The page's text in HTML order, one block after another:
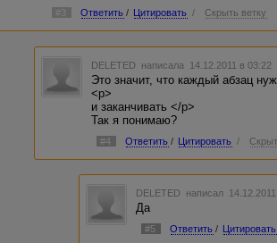
#3 Ответить / Цитировать / Скрыть ветку
DELETED написала 14.12.2011 в 03:22
Это значит, что каждый абзац
<p>
и заканчивать </p>
Так я понимаю?
#4 Ответить / Цитировать /
DELETED написал
Да
#5 Ответить / Цитировать